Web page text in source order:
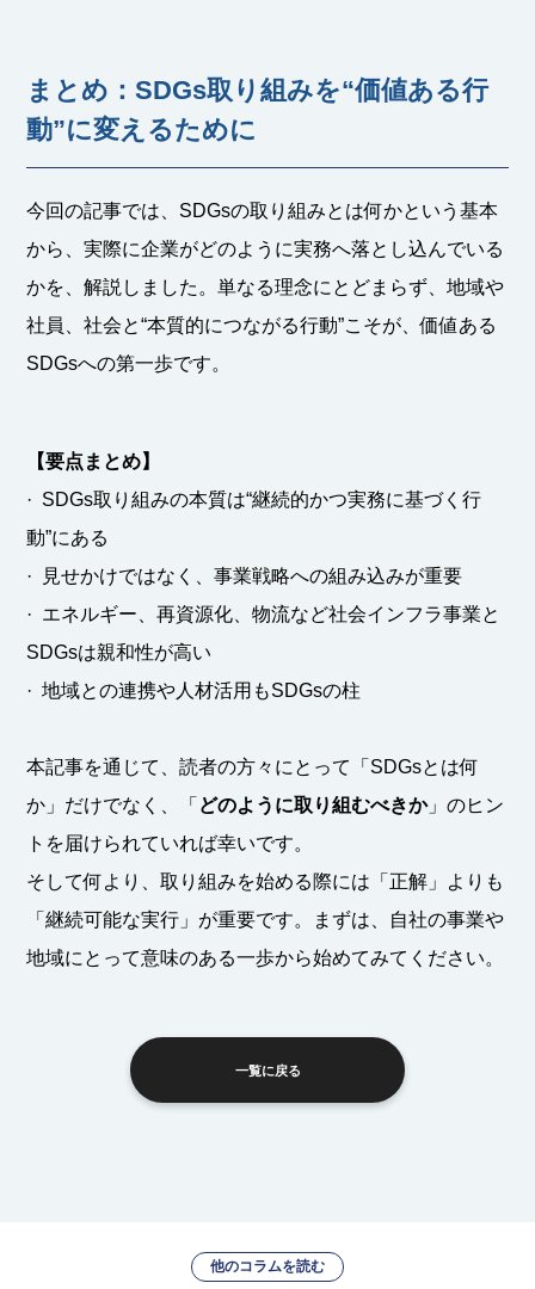
まとめ：SDGs取り組みを“価値ある行
動”に変えるために
今回の記事では、SDGsの取り組みとは何かという基本
から、実際に企業がどのように実務へ落とし込んでいる
かを、解説しました。単なる理念にとどまらず、地域や
社員、社会と“本質的につながる行動”こそが、価値ある
SDGsへの第一歩です。
【要点まとめ】
· SDGs取り組みの本質は“継続的かつ実務に基づく行
動”にある
· 見せかけではなく、事業戦略への組み込みが重要
· エネルギー、再資源化、物流など社会インフラ事業と
SDGsは親和性が高い
· 地域との連携や人材活用もSDGsの柱
本記事を通じて、読者の方々にとって「SDGsとは何
か」だけでなく、「 どのように取り組むべきか」のヒン
トを届けられていれば幸いです。
そして何より、取り組みを始める際には「正解」よりも
「継続可能な実行」が重要です。まずは、自社の事業や
地域にとって意味のある一歩から始めてみてください。
一覧に戻る
他のコラムを読む